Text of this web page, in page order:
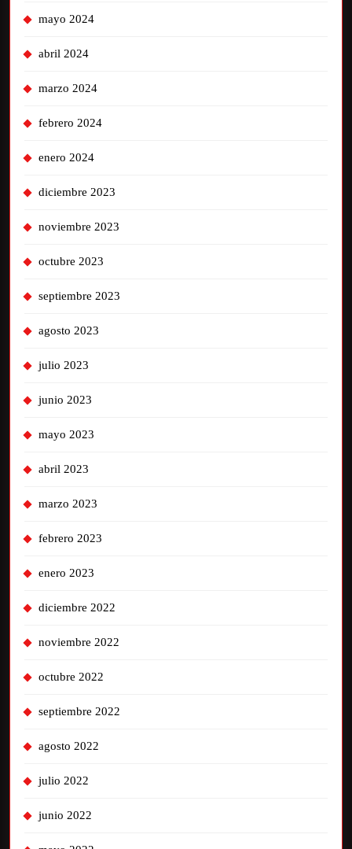
mayo 2024
abril 2024
marzo 2024
febrero 2024
enero 2024
diciembre 2023
noviembre 2023
octubre 2023
septiembre 2023
agosto 2023
julio 2023
junio 2023
mayo 2023
abril 2023
marzo 2023
febrero 2023
enero 2023
diciembre 2022
noviembre 2022
octubre 2022
septiembre 2022
agosto 2022
julio 2022
junio 2022